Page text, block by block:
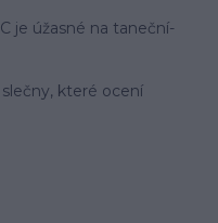
je úžasné na taneční­
které ocení